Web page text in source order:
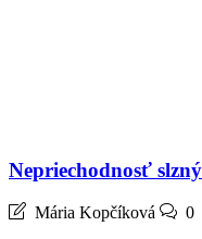
Nepriechodnosť
Mária Kopčíková
0